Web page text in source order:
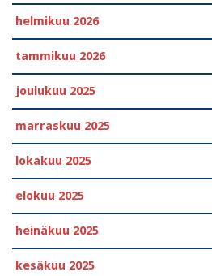
helmikuu 2026
tammikuu 2026
joulukuu 2025
marraskuu 2025
lokakuu 2025
elokuu 2025
heinäkuu 2025
kesäkuu 2025